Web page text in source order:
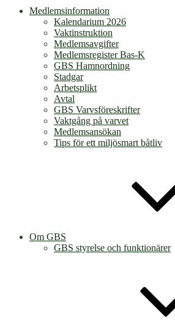
Medlemsinformation
Kalendarium 2026
Vaktinstruktion
Medlemsavgifter
Medlemsregister Bas-K
GBS Hamnordning
Stadgar
Arbetsplikt
Avtal
GBS Varvsföreskrifter
Vaktgång på varvet
Medlemsansökan
Tips för ett miljösmart båtliv
Om GBS
GBS styrelse och funktionärer